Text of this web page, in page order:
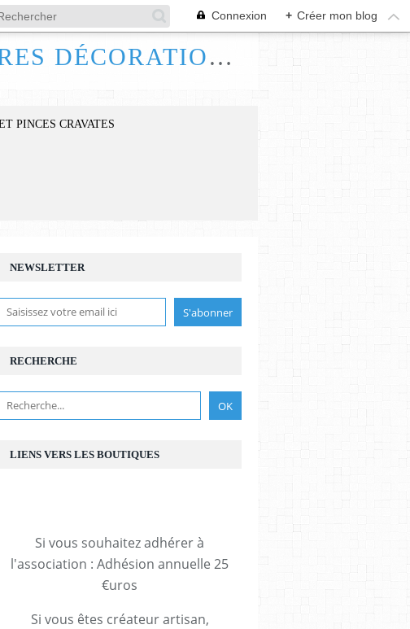
Connexion + Créer mon blog
FRANCE HANDI ART, BIJOUX ACCESSOIRES DÉCORATIONS
PINCES CRAVATES
NEWSLETTER
RECHERCHE
LIENS VERS LES BOUTIQUES
Si vous souhaitez adhérer à
l'association : Adhésion annuelle 25
€uros
Si vous êtes créateur artisan,